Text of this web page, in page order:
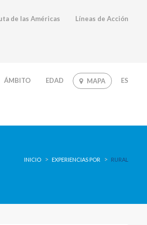
line114
de las Américas Líneas de Acción
ÁMBITO EDAD MAPA ES
INICIO EXPERIENCIAS POR RURAL